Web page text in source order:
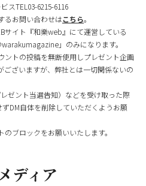
スTEL03-6215-6116
るお問い合わせはこちら。
サイト『和樂web』にて運営している
」のみになります。
トの投稿を無断使用しプレゼント企画
ございますが、弊社とは一切関係ないの
ゼント当選告知）などを受け取った際
DM自体を削除していただくようお願
ブロックをお願いいたします。
ディア